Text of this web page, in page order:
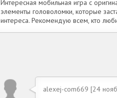
Интересная мобильная игра с
элементы головоломки, которые
интереса. Рекомендую всем, кто
alexej-com669 [24